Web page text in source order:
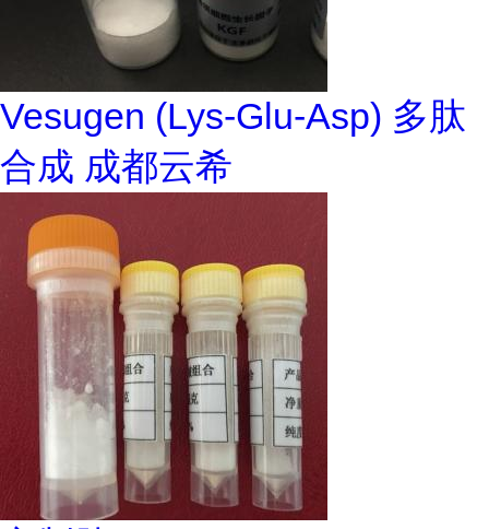
Vesugen (Lys-Glu-Asp) 多肽
合成 成都云希